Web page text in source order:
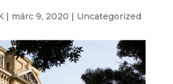
| márc 9, 2020 | Uncategorized